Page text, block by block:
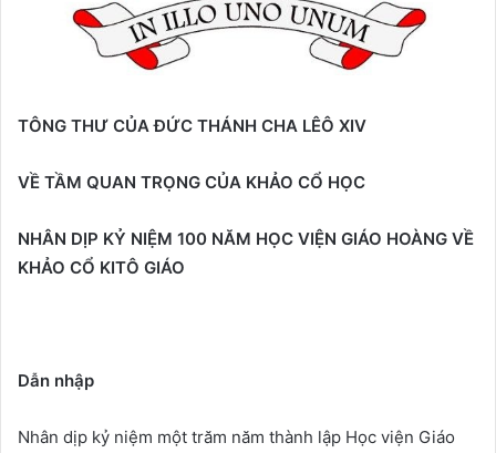
TÔNG THƯ CỦA ĐỨC THÁNH CHA LÊÔ XIV
VỀ TẦM QUAN TRỌNG CỦA KHẢO CỔ HỌC
NHÂN DỊP KỶ NIỆM 100 NĂM HỌC VIỆN GIÁO HOÀNG VỀ
KHẢO CỔ KITÔ GIÁO
Dẫn nhập
Nhân dịp kỷ niệm một trăm năm thành lập Học viện Giáo